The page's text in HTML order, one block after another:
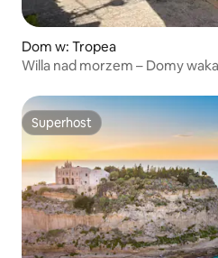
Dom w: Tropea
Willa nad morzem – Domy
Superhost
Superhost